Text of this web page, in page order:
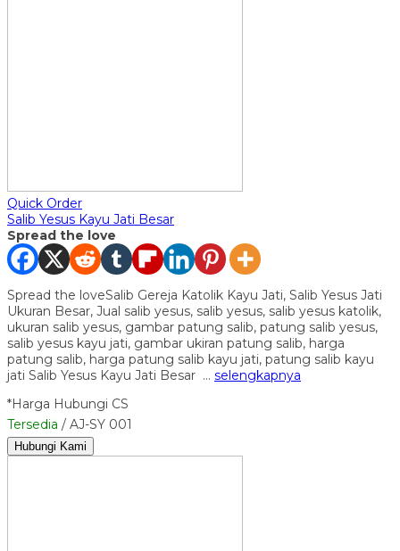
Quick Order
Salib Yesus Kayu Jati Besar
Spread the love
Spread the loveSalib Gereja Katolik Kayu Jati, Salib Yesus Jati
Ukuran Besar, Jual salib yesus, salib yesus, salib yesus katolik,
ukuran salib yesus, gambar patung salib, patung salib yesus,
salib yesus kayu jati, gambar ukiran patung salib, harga
patung salib, harga patung salib kayu jati, patung salib kayu
jati Salib Yesus Kayu Jati Besar … selengkapnya
*Harga Hubungi CS
Tersedia / AJ-SY 001
Hubungi Kami